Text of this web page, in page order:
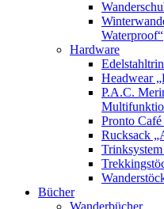
Waterproof“
Hardware
Headwear
P.A.C.
Pronto
Rucksack
Bücher
Wanderbücher